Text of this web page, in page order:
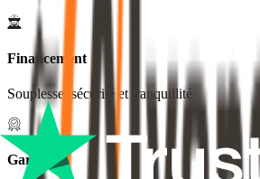
Financement
Souplesse, sécurité et tranquillité
Garantie